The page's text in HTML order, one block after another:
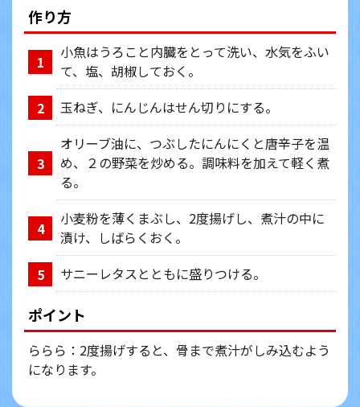
作り方
1
小魚はうろこと内臓をとって洗い、水気をふい
て、塩、胡椒しておく。
2
玉ねぎ、にんじんはせん切りにする。
3
オリーブ油に、つぶしたにんにくと唐辛子を温
め、２の野菜を炒める。調味料を加えて軽く煮
る。
4
小麦粉を薄くまぶし、2度揚げし、煮汁の中に
漬け、しばらくおく。
5
サニーレタスとともに盛りつける。
ポイント
ららら：2度揚げすると、骨まで煮汁がしみ込むよう
になります。